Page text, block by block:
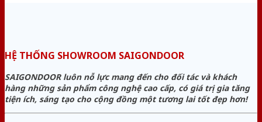
HỆ THỐNG SHOWROOM SAIGONDOOR
SAIGONDOOR luôn nỗ lực mang đến cho đối tác và khách
hàng những sản phẩm công nghệ cao cấp, có giá trị gia tăng
tiện ích, sáng tạo cho cộng đồng một tương lai tốt đẹp hơn!